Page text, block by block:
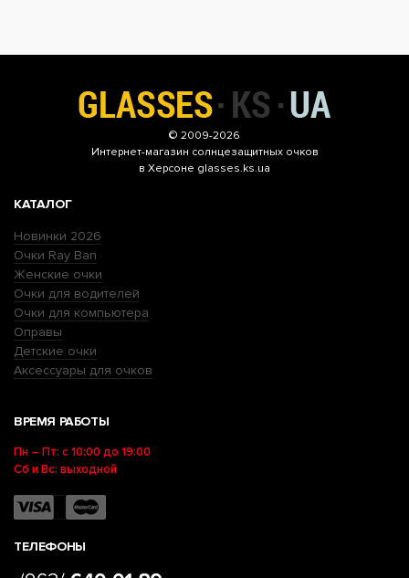
© 2009-2026
Интернет-магазин солнцезащитных очков
в Херсоне glasses.ks.ua
КАТАЛОГ
Новинки 2026
Очки Ray Ban
Женские очки
Очки для водителей
Очки для компьютера
Оправы
Детские очки
Аксессуары для очков
ВРЕМЯ РАБОТЫ
Пн – Пт: с 10:00 до 19:00
Сб и Вс: выходной
ТЕЛЕФОНЫ